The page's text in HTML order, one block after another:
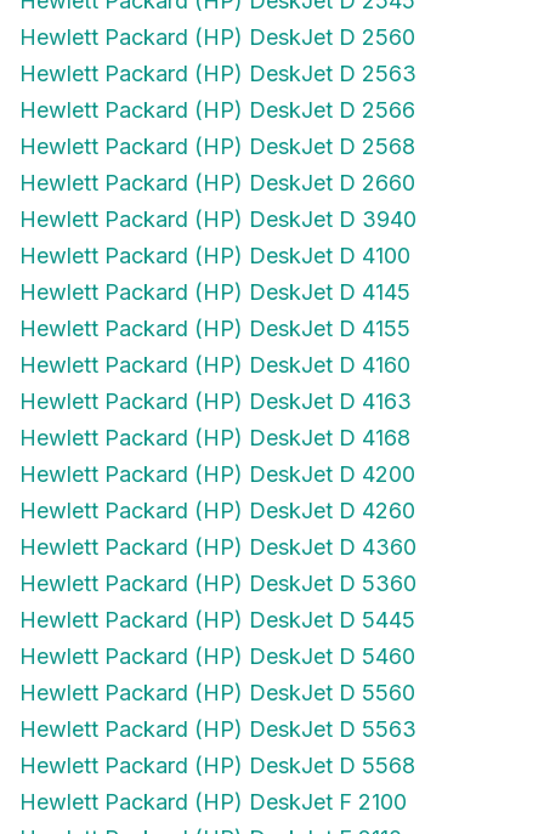
Hewlett Packard (HP) DeskJet D 2560
Hewlett Packard (HP) DeskJet D 2563
Hewlett Packard (HP) DeskJet D 2566
Hewlett Packard (HP) DeskJet D 2568
Hewlett Packard (HP) DeskJet D 2660
Hewlett Packard (HP) DeskJet D 3940
Hewlett Packard (HP) DeskJet D 4100
Hewlett Packard (HP) DeskJet D 4145
Hewlett Packard (HP) DeskJet D 4155
Hewlett Packard (HP) DeskJet D 4160
Hewlett Packard (HP) DeskJet D 4163
Hewlett Packard (HP) DeskJet D 4168
Hewlett Packard (HP) DeskJet D 4200
Hewlett Packard (HP) DeskJet D 4260
Hewlett Packard (HP) DeskJet D 4360
Hewlett Packard (HP) DeskJet D 5360
Hewlett Packard (HP) DeskJet D 5445
Hewlett Packard (HP) DeskJet D 5460
Hewlett Packard (HP) DeskJet D 5560
Hewlett Packard (HP) DeskJet D 5563
Hewlett Packard (HP) DeskJet D 5568
Hewlett Packard (HP) DeskJet F 2100
Hewlett Packard (HP) DeskJet F 2110